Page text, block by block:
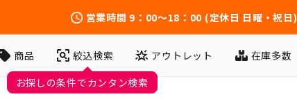
営業時間 9：00～18：00 (定休日 日曜・祝日)
商品
絞込検索
お探しの条件でカンタン検索
アウトレット 在庫多数